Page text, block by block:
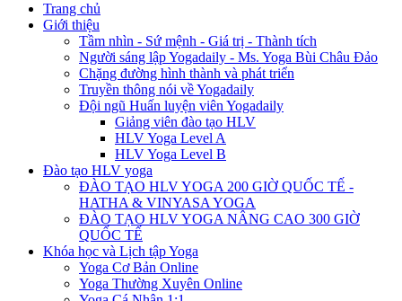
Trang chủ
Giới thiệu
Tầm nhìn - Sứ mệnh - Giá trị - Thành tích
Người sáng lập Yogadaily - Ms. Yoga Bùi Châu Đảo
Chặng đường hình thành và phát triển
Truyền thông nói về Yogadaily
Đội ngũ Huấn luyện viên Yogadaily
Giảng viên đào tạo HLV
HLV Yoga Level A
HLV Yoga Level B
Đào tạo HLV yoga
ĐÀO TẠO HLV YOGA 200 GIỜ QUỐC TẾ -
HATHA & VINYASA YOGA
ĐÀO TẠO HLV YOGA NÂNG CAO 300 GIỜ
QUỐC TẾ
Khóa học và Lịch tập Yoga
Yoga Cơ Bản Online
Yoga Thường Xuyên Online